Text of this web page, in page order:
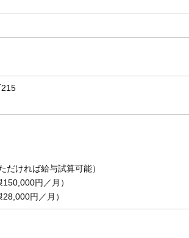
215
ければ給与試算可能）
円／月）
円／月）